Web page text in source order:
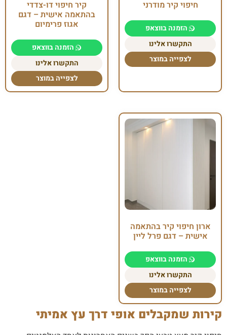
חיפוי קיר מודרני
הזמנה בווצאפ
התקשרו אלינו
לצפייה במוצר
קיר חיפוי דו-צדדי
בהתאמה אישית – דגם
אגוז פרימיום
הזמנה בווצאפ
התקשרו אלינו
לצפייה במוצר
ארון חיפוי קיר בהתאמה
אישית – דגם פרל ליין
הזמנה בווצאפ
התקשרו אלינו
לצפייה במוצר
קירות שמקבלים אופי דרך עץ אמיתי